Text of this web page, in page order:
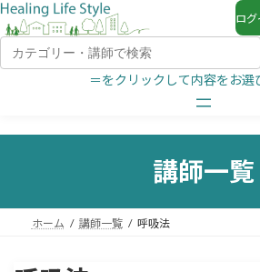
ログ
＝をクリックして内容をお
講師一覧
ホーム 講師一覧 呼吸法